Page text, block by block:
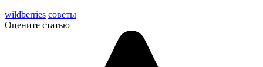
wildberries советы
Оцените статью